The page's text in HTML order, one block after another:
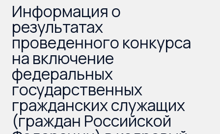
Информация о
результатах
проведенного конкурса
на включение
федеральных
государственных
гражданских служащих
(граждан Российской